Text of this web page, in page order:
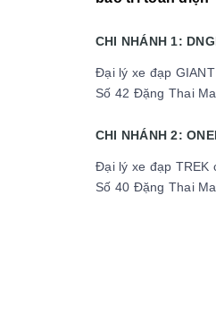
CHI NHÁNH 1:
Đại lý xe đạp
Số 42 Đặng Thai
CHI NHÁNH 2:
Đại lý xe đạp TREK
Số 40 Đặng Thai